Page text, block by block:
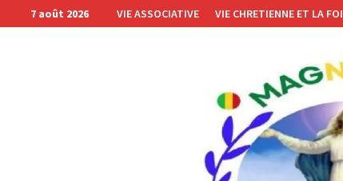
Passer
au
7 août 2026 VIE ASSOCIATIVE VIE CHRETIENNE ET LA FOI